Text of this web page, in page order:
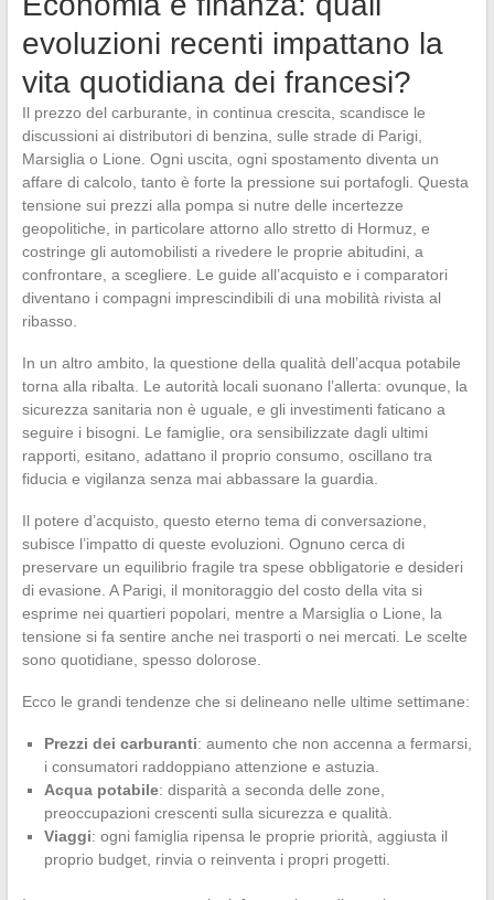
evoluzioni recenti impattano la
vita quotidiana dei francesi?
Il prezzo del carburante, in continua crescita, scandisce le
discussioni ai distributori di benzina, sulle strade di Parigi,
Marsiglia o Lione. Ogni uscita, ogni spostamento diventa un
affare di calcolo, tanto è forte la pressione sui portafogli. Questa
tensione sui prezzi alla pompa si nutre delle incertezze
geopolitiche, in particolare attorno allo stretto di Hormuz, e
costringe gli automobilisti a rivedere le proprie abitudini, a
confrontare, a scegliere. Le guide all’acquisto e i comparatori
diventano i compagni imprescindibili di una mobilità rivista al
ribasso.
In un altro ambito, la questione della qualità dell’acqua potabile
torna alla ribalta. Le autorità locali suonano l’allerta: ovunque, la
sicurezza sanitaria non è uguale, e gli investimenti faticano a
seguire i bisogni. Le famiglie, ora sensibilizzate dagli ultimi
rapporti, esitano, adattano il proprio consumo, oscillano tra
fiducia e vigilanza senza mai abbassare la guardia.
Il potere d’acquisto, questo eterno tema di conversazione,
subisce l’impatto di queste evoluzioni. Ognuno cerca di
preservare un equilibrio fragile tra spese obbligatorie e desideri
di evasione. A Parigi, il monitoraggio del costo della vita si
esprime nei quartieri popolari, mentre a Marsiglia o Lione, la
tensione si fa sentire anche nei trasporti o nei mercati. Le scelte
sono quotidiane, spesso dolorose.
Ecco le grandi tendenze che si delineano nelle ultime settimane:
Prezzi dei carburanti: aumento che non accenna a fermarsi,
i consumatori raddoppiano attenzione e astuzia.
Acqua potabile: disparità a seconda delle zone,
preoccupazioni crescenti sulla sicurezza e qualità.
Viaggi: ogni famiglia ripensa le proprie priorità, aggiusta il
proprio budget, rinvia o reinventa i propri progetti.